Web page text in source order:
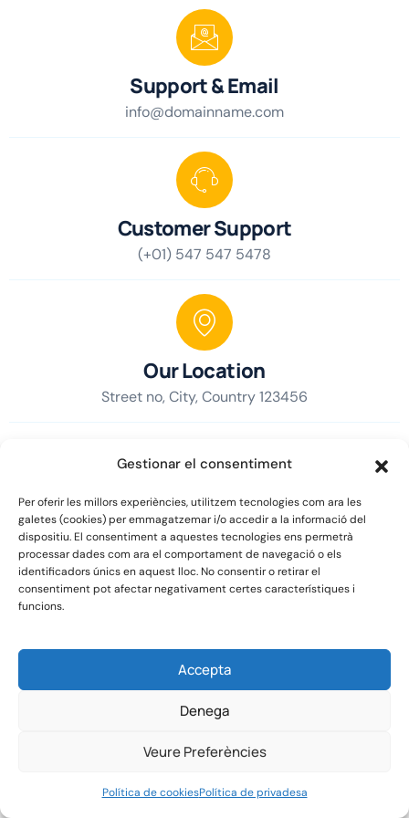
Gestionar el consentiment
Per oferir les millors experiències, utilitzem tecnologies com ara les
galetes (cookies) per emmagatzemar i/o accedir a la informació del
dispositiu. El consentiment a aquestes tecnologies ens permetrà
processar dades com ara el comportament de navegació o els
identificadors únics en aquest lloc. No consentir o retirar el
consentiment pot afectar negativament certes característiques i
funcions.
Accepta
Denega
Veure Preferències
Política de cookiesPolítica de privadesa
Support & Email
info@domainname.com
Customer Support
(+01) 547 547 5478
Our Location
Street no, City, Country 123456